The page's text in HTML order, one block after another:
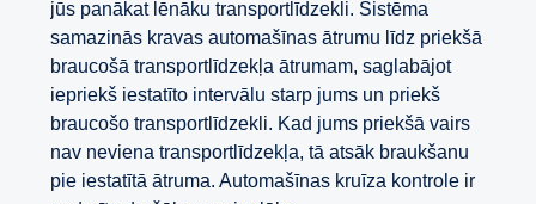
jūs panākat lēnāku transportlīdzekli. Sistēma
samazinās kravas automašīnas ātrumu līdz priekšā
braucošā transportlīdzekļa ātrumam, saglabājot
iepriekš iestatīto intervālu starp jums un priekš
braucošo transportlīdzekli. Kad jums priekšā vairs
nav neviena transportlīdzekļa, tā atsāk braukšanu
pie iestatītā ātruma. Automašīnas kruīza kontrole ir